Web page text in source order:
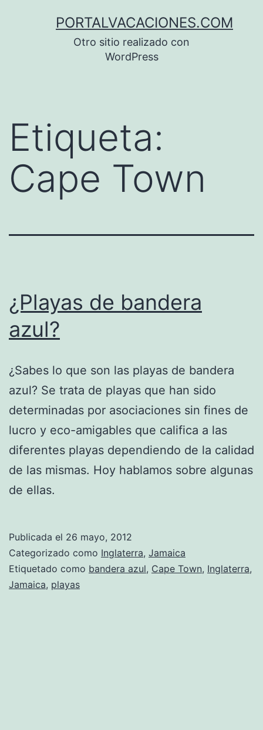
PORTALVACACIONES.COM
Otro sitio realizado con
WordPress
Etiqueta:
Cape Town
¿Playas de bandera
azul?
¿Sabes lo que son las playas de bandera
azul? Se trata de playas que han sido
determinadas por asociaciones sin fines de
lucro y eco-amigables que califica a las
diferentes playas dependiendo de la calidad
de las mismas. Hoy hablamos sobre algunas
de ellas.
Publicada el 26 mayo, 2012
Categorizado como Inglaterra, Jamaica
Etiquetado como bandera azul, Cape Town, Inglaterra,
Jamaica, playas